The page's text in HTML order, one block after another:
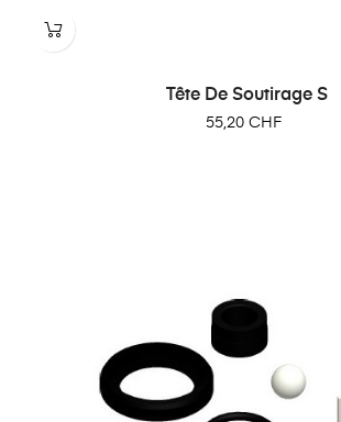
Tête De Soutirage S
Prix
55,20 CHF